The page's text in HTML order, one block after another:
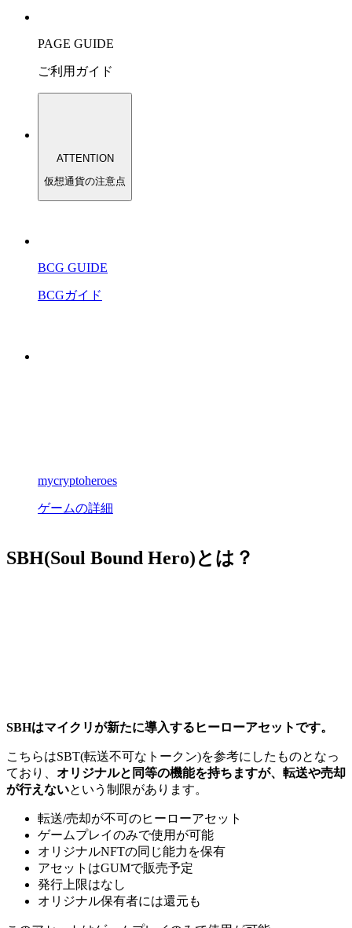
PAGE GUIDE
ご利用ガイド
ATTENTION
仮想通貨の注意点
BCG GUIDE
BCGガイド
mycryptoheroes
ゲームの詳細
SBH(Soul Bound Hero)とは？
SBHはマイクリが新たに導入するヒーローアセットです。
こちらはSBT(転送不可なトークン)を参考にしたものとなっ
ており、 オリジナルと同等の機能を持ちますが、転送や売却
が行えないという制限があります。
転送/売却が不可のヒーローアセット
ゲームプレイのみで使用が可能
オリジナルNFTの同じ能力を保有
アセットはGUMで販売予定
発行上限はなし
オリジナル保有者には還元も